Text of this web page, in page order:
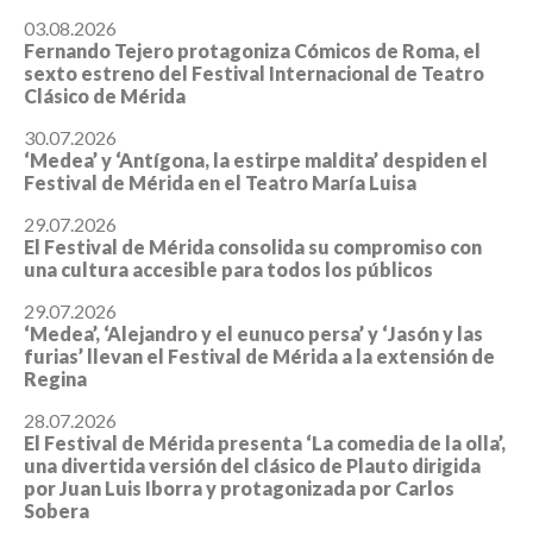
03.08.2026
Fernando Tejero protagoniza Cómicos de Roma, el
sexto estreno del Festival Internacional de Teatro
Clásico de Mérida
30.07.2026
‘Medea’ y ‘Antígona, la estirpe maldita’ despiden el
Festival de Mérida en el Teatro María Luisa
29.07.2026
El Festival de Mérida consolida su compromiso con
una cultura accesible para todos los públicos
29.07.2026
‘Medea’, ‘Alejandro y el eunuco persa’ y ‘Jasón y las
furias’ llevan el Festival de Mérida a la extensión de
Regina
28.07.2026
El Festival de Mérida presenta ‘La comedia de la olla’,
una divertida versión del clásico de Plauto dirigida
por Juan Luis Iborra y protagonizada por Carlos
Sobera